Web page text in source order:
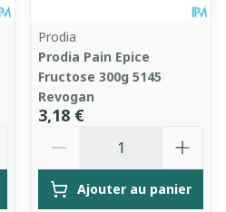
Prodia
Prodia Pain Epice
Fructose 300g 5145
Revogan
3,18 €
Ajouter au panier